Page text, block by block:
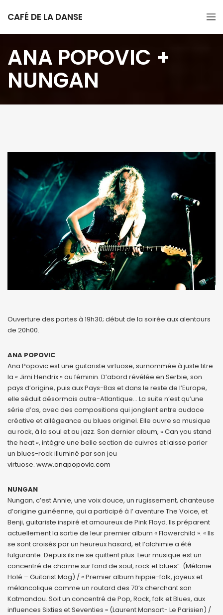
CAFÉ DE LA DANSE
ANA POPOVIC +
NUNGAN
Ouverture des portes à 19h30; début de la soirée aux alentours
de 20h00.
ANA POPOVIC
Ana Popovic est une guitariste virtuose, surnommée à juste titre
la « Jimi Hendrix » au féminin. D’abord révélée en Serbie, son
pays d’origine, puis aux Pays-Bas et dans le reste de l’Europe,
elle séduit désormais outre-Atlantique… La suite n’est qu’une
série d’as, avec des compositions qui jonglent entre audace
créative et allégeance au blues originel. Elle ouvre sa musique
au rock, à la soul et au jazz. Son dernier album, « Can you stand
the heat », intègre une belle section de cuivres et laisse parler
un blues-rock illuminé par son jeu
virtuose. www.anapopovic.com
NUNGAN
Nungan, c’est Annie, une voix douce, un rugissement, chanteuse
d’origine guinéenne, qui a participé à l’ aventure The Voice, et
Benji, guitariste inspiré et amoureux de Pink Floyd. Ils préparent
actuellement la sortie de leur premier album « Flowerchild ». « Ils
se sont croisés par un heureux hasard, et l’alchimie a été
fulgurante. Depuis ils ne se quittent plus. Leur musique est un
concentré de charme sur fond de soul, rock et blues”. (Mélanie
Holé – Guitarist Mag) / « Premier album hippie-folk, joyeux et
mélancolique comme un routard des 70’s cherchant son
Katmandou. Soit un concentré de Pop, Rock, folk et Blues, aux
influences Sixties et Seventies » (Laurent Mansart- Le Parisien) /